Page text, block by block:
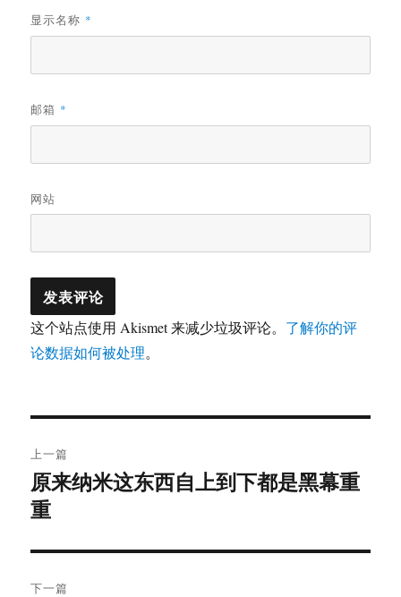
显示名称 *
邮箱 *
网站
这个站点使用 Akismet 来减少垃圾评论。 了解你的评
论数据如何被处理。
章
导
航
上一篇
上
篇
章：
原来纳米这东西自上到下都是黑幕重
重
下一篇